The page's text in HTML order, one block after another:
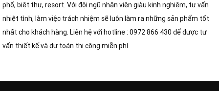
phố, biệt thự, resort. Với đội ngũ nhân viên giàu kinh nghiệm, tư vấn
nhiệt tình, làm việc trách nhiệm sẽ luôn làm ra những sản phẩm tốt
nhất cho khách hàng. Liên hệ với hotline : 0972 866 430 để được tư
vấn thiết kế và dự toán thi công miễn phí